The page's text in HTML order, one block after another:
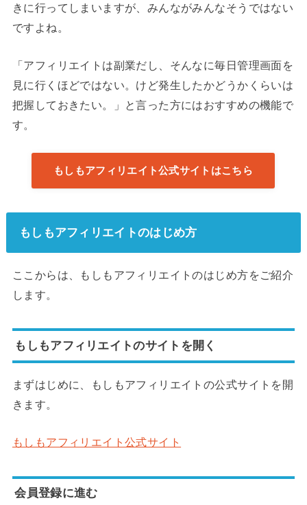
きに行ってしまいますが、みんながみんなそうではない
ですよね。
「アフィリエイトは副業だし、そんなに毎日管理画面を
見に行くほどではない。けど発生したかどうかくらいは
把握しておきたい。」と言った方にはおすすめの機能で
す。
もしもアフィリエイト公式サイトはこちら
もしもアフィリエイトのはじめ方
ここからは、もしもアフィリエイトのはじめ方をご紹介
します。
もしもアフィリエイトのサイトを開く
まずはじめに、もしもアフィリエイトの公式サイトを開
きます。
もしもアフィリエイト公式サイト
会員登録に進む